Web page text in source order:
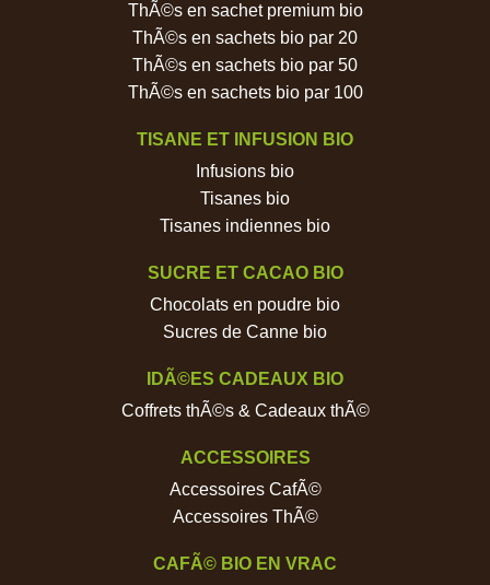
ThÃ©s en sachet premium bio
ThÃ©s en sachets bio par 20
ThÃ©s en sachets bio par 50
ThÃ©s en sachets bio par 100
TISANE ET INFUSION BIO
Infusions bio
Tisanes bio
Tisanes indiennes bio
SUCRE ET CACAO BIO
Chocolats en poudre bio
Sucres de Canne bio
IDÃ©ES CADEAUX BIO
Coffrets thÃ©s & Cadeaux thÃ©
ACCESSOIRES
Accessoires CafÃ©
Accessoires ThÃ©
CAFÃ© BIO EN VRAC